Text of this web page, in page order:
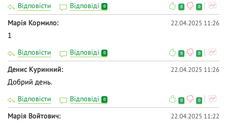
Відповісти Відповіді 0 0 0
Марія Кормило 22.04.2025 11:26
1
Відповісти Відповіді 0 0 0
Денис Куринний 22.04.2025 11:26
Добрий день.
Відповісти Відповіді 0 0 0
Марія Войтович 22.04.2025 11:22